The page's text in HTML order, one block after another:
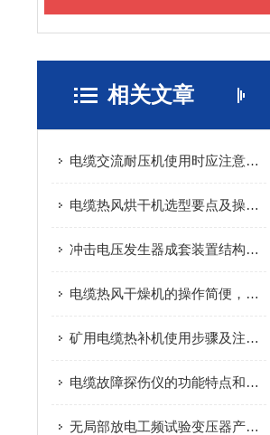
相关文章
电缆交流耐压机使用时应注意以下几点
电缆热风烘干机选型要点及操作注意事项
冲击电压发生器成套装置结构形式接地装置
电缆热风干燥机的操作简便，易于控制
矿用电缆热补机使用步骤及注意事项
电缆故障探伤仪的功能特点和应用场景
无局部放电工频试验变压器产品用途